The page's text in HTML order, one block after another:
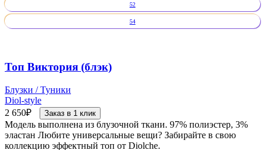
52
54
Топ Виктория (блэк)
Блузки / Туники
Diol-style
2 650₽ Заказ в 1 клик
Модель выполнена из блузочной ткани. 97% полиэстер, 3%
эластан Любите универсальные вещи? Забирайте в свою
коллекцию эффектный топ от Diolche.